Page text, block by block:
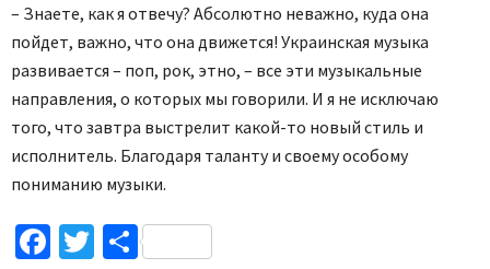
– Знаете, как я отвечу? Абсолютно неважно, куда она
пойдет, важно, что она движется! Украинская музыка
развивается – поп, рок, этно, – все эти музыкальные
направления, о которых мы говорили. И я не исключаю
того, что завтра выстрелит какой-то новый стиль и
исполнитель. Благодаря таланту и своему особому
пониманию музыки.
Facebook
TwitterПоділитися